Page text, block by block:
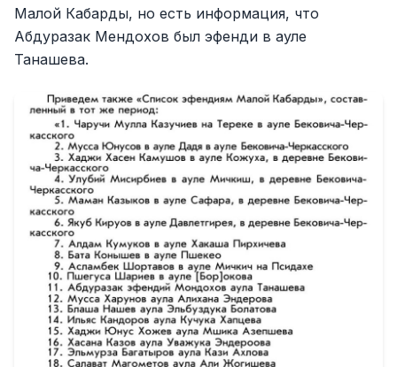
Малой Кабарды, но есть информация, что
Абдуразак Мендохов был эфенди в ауле
Танашева.